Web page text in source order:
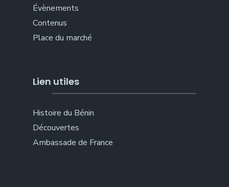
Évènements
Contenus
Place du marché
Lien utiles
Histoire du Bénin
Découvertes
Ambassade de France